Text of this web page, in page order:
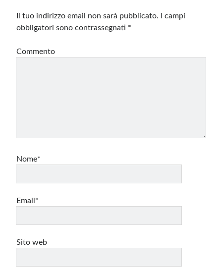
Il tuo indirizzo email non sarà pubblicato.
I campi
obbligatori sono contrassegnati *
Commento
Nome*
Email*
Sito web